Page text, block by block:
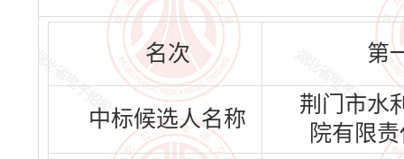
名次 第
中标候选人名称
荆门市水
院有限